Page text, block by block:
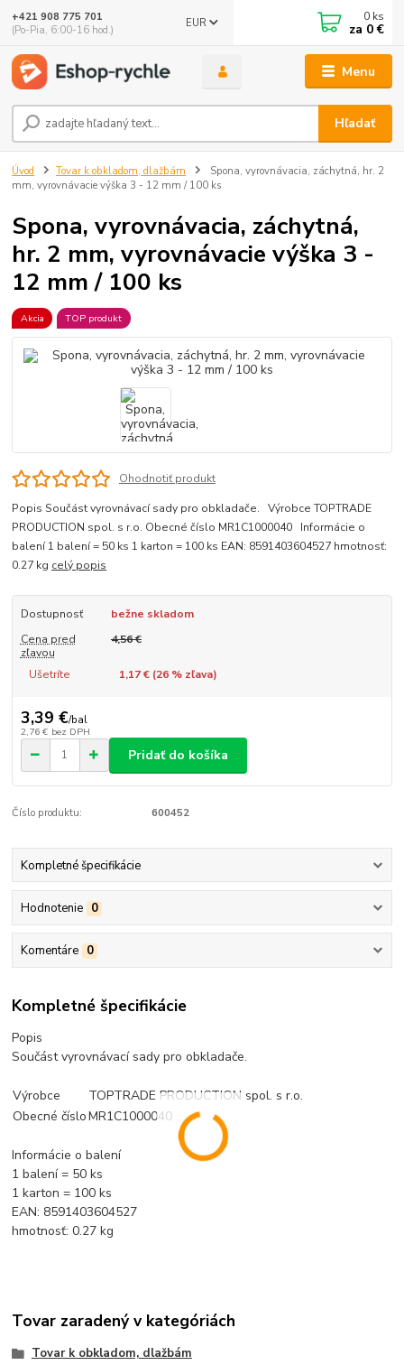
Menu
EUR
Hľadať
+421 908 775 701
(Po-Pia, 6:00-16 hod.)
0 ks
za 0 €
Úvod Tovar k obkladom, dlažbám
Spona, vyrovnávacia, záchytná, hr. 2
mm, vyrovnávacie výška 3 - 12 mm / 100 ks
Spona, vyrovnávacia, záchytná,
hr. 2 mm, vyrovnávacie výška 3 -
12 mm / 100 ks
Akcia TOP produkt
Ohodnotiť produkt
Popis Součást vyrovnávací sady pro obkladače. Výrobce TOPTRADE
PRODUCTION spol. s r.o. Obecné číslo MR1C1000040 Informácie o
balení 1 balení = 50 ks 1 karton = 100 ks EAN: 8591403604527 hmotnosť:
0.27 kg celý popis
Dostupnosť
bežne skladom
Cena pred
zľavou
4,56 €
Ušetríte 1,17 € (26% zľava)
3,39 €/bal
2,76 € bez DPH
Pridať do košíka
Číslo produktu: 600452
Kompletné špecifikácie
Hodnotenie 0
Komentáre 0
Kompletné špecifikácie
Popis
Součást vyrovnávací sady pro obkladače.
Výrobce
TOPTRADE PRODUCTION spol. s r.o.
Obecné čísloMR1C1000040
Informácie o balení
1 balení = 50 ks
1 karton = 100 ks
EAN: 8591403604527
hmotnosť: 0.27 kg
Tovar zaradený v kategóriách
Tovar k obkladom, dlažbám